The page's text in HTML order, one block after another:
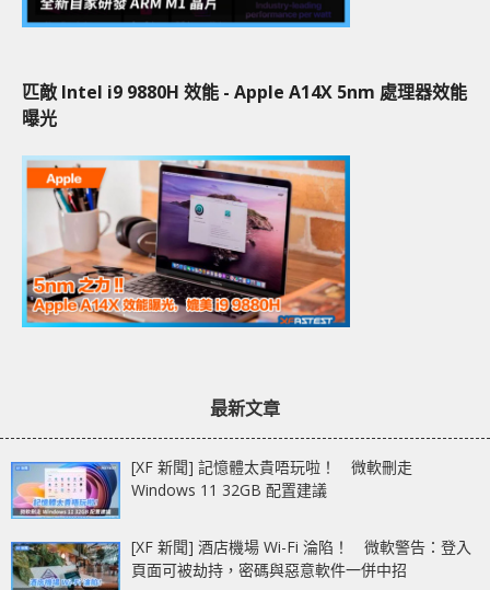
匹敵 Intel i9 9880H 效能 - Apple A14X 5nm 處理器效能
曝光
最新文章
[XF 新聞] 記憶體太貴唔玩啦！ 微軟刪走
Windows 11 32GB 配置建議
[XF 新聞] 酒店機場 Wi-Fi 淪陷！ 微軟警告：登入
頁面可被劫持，密碼與惡意軟件一併中招